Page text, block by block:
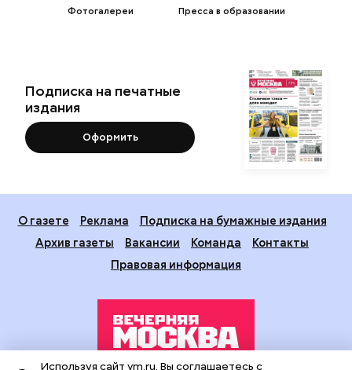
Фотогалереи
Пресса в образовании
Подписка на печатные
издания
Оформить
О газете Реклама
Подписка на бумажные издания
Архив газеты
Вакансии Команда
Контакты
Правовая информация
Используя сайт vm.ru, Вы соглашаетесь с